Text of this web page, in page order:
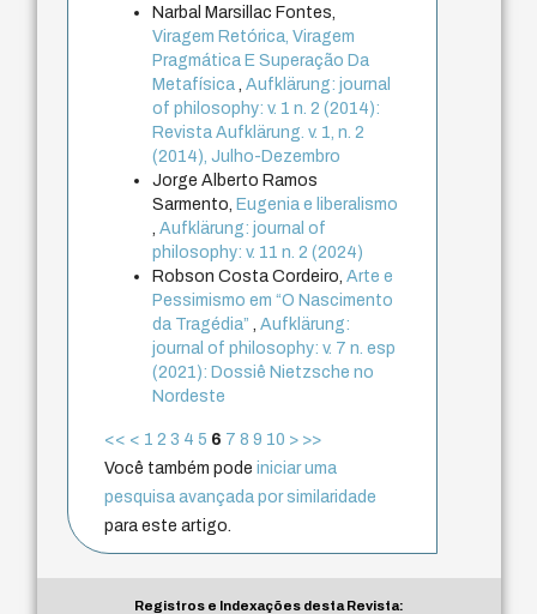
Narbal Marsillac Fontes,
Viragem Retórica, Viragem
Pragmática E Superação Da
Metafísica,Aufklärung: journal
of philosophy: v. 1 n. 2 (2014):
Revista Aufklärung. v. 1, n. 2
(2014), Julho-Dezembro
Jorge Alberto Ramos
Sarmento, Eugenia e liberalismo
,Aufklärung: journal of
philosophy: v. 11 n. 2 (2024)
Robson Costa Cordeiro,Arte e
Pessimismo em “O Nascimento
da Tragédia”,Aufklärung:
journal of philosophy: v. 7 n. esp
(2021): Dossiê Nietzsche no
Nordeste
<< < 1 2 3 4 5 6 7 8 9 10 > >>
Você também podeiniciar uma
pesquisa avançada por similaridade
para este artigo.
Registros e Indexações desta Revista: